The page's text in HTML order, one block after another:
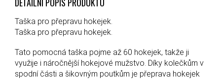
Taška pro přepravu hokejek.
Taška pro přepravu hokejek.
Tato pomocná taška pojme až 60 hokejek, takže ji
využije i náročnější hokejové mužstvo. Díky kolečkům v
spodní části a šikovným poutkům je přeprava hokejek